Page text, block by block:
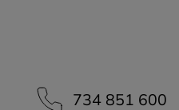
734 851 600